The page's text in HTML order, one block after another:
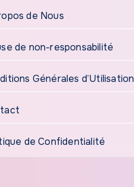
de Nous
de non-responsabilité
Générales d’Utilisation
de Confidentialité